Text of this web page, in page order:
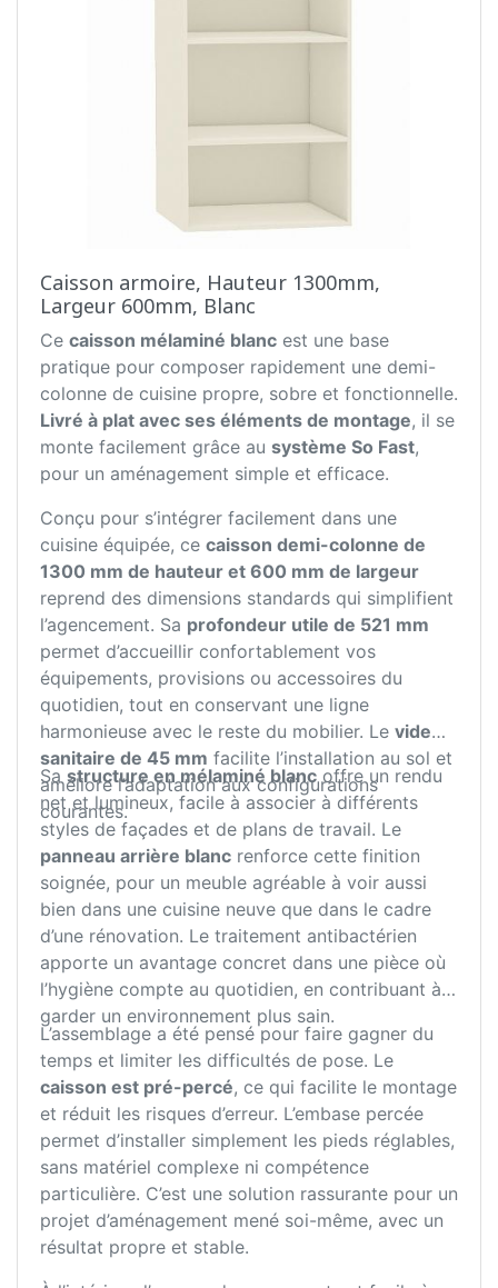
Caisson armoire, Hauteur 1300mm,
Largeur 600mm, Blanc
Ce caisson mélaminé blanc est une base
pratique pour composer rapidement une demi-
colonne de cuisine propre, sobre et fonctionnelle.
Livré à plat avec ses éléments de montage, il se
monte facilement grâce au système So Fast,
pour un aménagement simple et efficace.
Conçu pour s’intégrer facilement dans une
cuisine équipée, ce caisson demi-colonne de
1300 mm de hauteur et 600 mm de largeur
reprend des dimensions standards qui simplifient
l’agencement. Sa profondeur utile de 521 mm
permet d’accueillir confortablement vos
équipements, provisions ou accessoires du
quotidien, tout en conservant une ligne
harmonieuse avec le reste du mobilier. Le vide
sanitaire de 45 mm facilite l’installation au sol et
améliore l’adaptation aux configurations
courantes.
Sastructure en mélaminé blancoffre un rendu
net et lumineux, facile à associer à différents
styles de façades et de plans de travail. Le
panneau arrière blanc renforce cette finition
soignée, pour un meuble agréable à voir aussi
bien dans une cuisine neuve que dans le cadre
d’une rénovation. Le traitement antibactérien
apporte un avantage concret dans une pièce où
l’hygiène compte au quotidien, en contribuant à
garder un environnement plus sain.
L’assemblage a été pensé pour faire gagner du
temps et limiter les difficultés de pose. Le
caisson est pré-percé, ce qui facilite le montage
et réduit les risques d’erreur. L’embase percée
permet d’installer simplement les pieds réglables,
sans matériel complexe ni compétence
particulière. C’est une solution rassurante pour un
projet d’aménagement mené soi-même, avec un
résultat propre et stable.